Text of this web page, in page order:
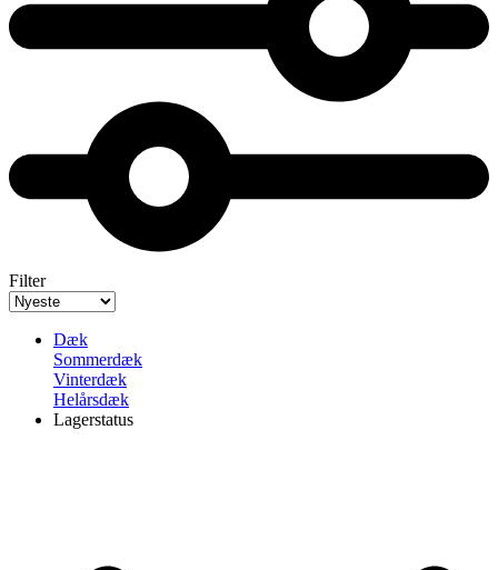
Filter
Dæk
Sommerdæk
Vinterdæk
Helårsdæk
Lagerstatus